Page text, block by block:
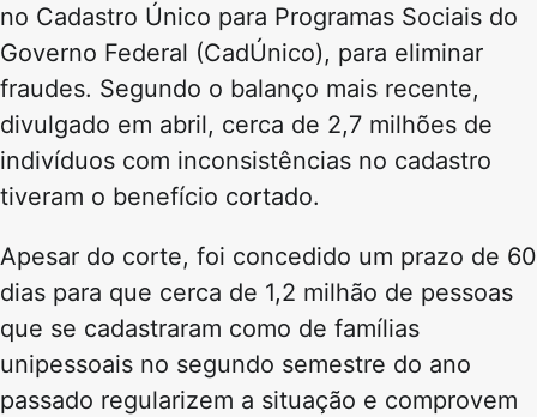
no Cadastro Único para Programas Sociais do
Governo Federal (CadÚnico), para eliminar
fraudes. Segundo o balanço mais recente,
divulgado em abril, cerca de 2,7 milhões de
indivíduos com inconsistências no cadastro
tiveram o benefício cortado.
Apesar do corte, foi concedido um prazo de 60
dias para que cerca de 1,2 milhão de pessoas
que se cadastraram como de famílias
unipessoais no segundo semestre do ano
passado regularizem a situação e comprovem